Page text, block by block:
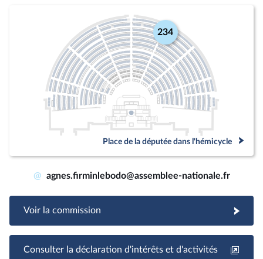
234
Place de la députée dans l'hémicycle
@ agnes.firminlebodo@assemblee-nationale.fr
Voir la commission
Consulter la déclaration d'intérêts et d'activités